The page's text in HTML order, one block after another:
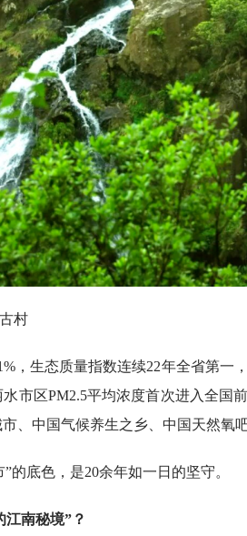
村
，生态质量指数连续22年全省第一
市区PM2.5平均浓度首次进入全国
、中国气候养生之乡、中国天然氧吧
的底色，是20余年如一日的坚守。
江南秘境”？